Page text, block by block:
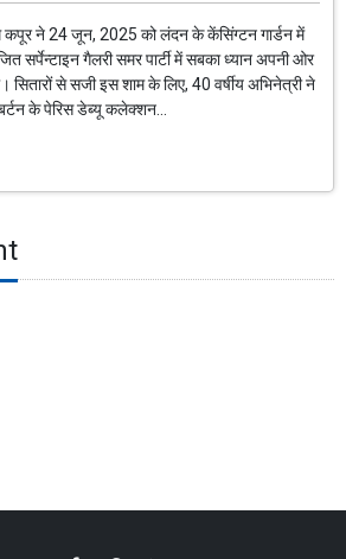
कपूर ने 24 जून, 2025 को लंदन के केंसिंग्टन गार्डन में
सर्पेन्टाइन गैलरी समर पार्टी में सबका ध्यान अपनी ओर
सितारों से सजी इस शाम के लिए, 40 वर्षीय अभिनेत्री ने
बर्टन के पेरिस डेब्यू कलेक्शन...